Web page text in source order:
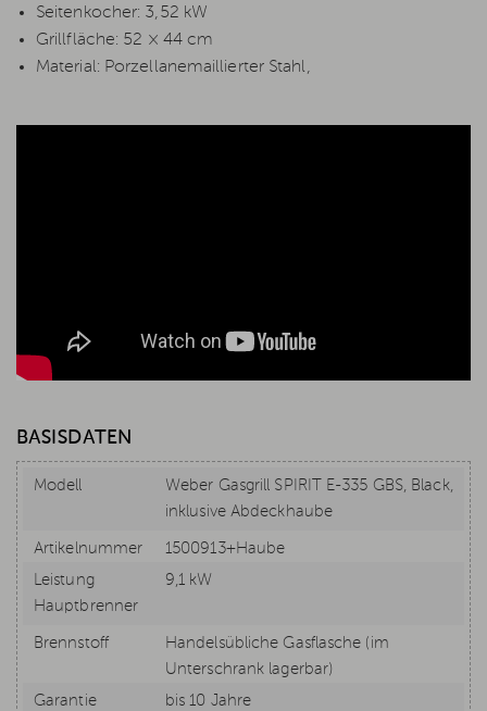
Seitenkocher: 3,52 kW
Grillfläche: 52 × 44 cm
Material: Porzellanemaillierter Stahl,
BASISDATEN
Modell
Weber Gasgrill SPIRIT E-335 GBS, Black,
inklusive Abdeckhaube
Artikelnummer
1500913+Haube
Leistung
Hauptbrenner
9,1 kW
Brennstoff
Handelsübliche Gasflasche (im
Unterschrank lagerbar)
Garantie
bis 10 Jahre